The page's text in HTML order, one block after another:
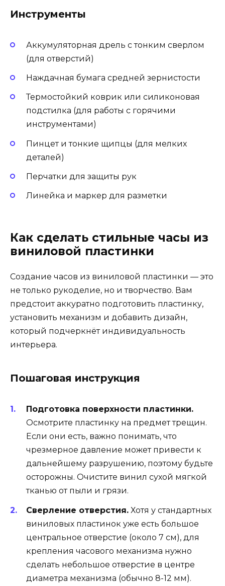
Инструменты
Аккумуляторная дрель с тонким сверлом
(для отверстий)
Наждачная бумага средней зернистости
Термостойкий коврик или силиконовая
подстилка (для работы с горячими
инструментами)
Пинцет и тонкие щипцы (для мелких
деталей)
Перчатки для защиты рук
Линейка и маркер для разметки
Как сделать стильные часы из
виниловой пластинки
Создание часов из виниловой пластинки — это
не только рукоделие, но и творчество. Вам
предстоит аккуратно подготовить пластинку,
установить механизм и добавить дизайн,
который подчеркнёт индивидуальность
интерьера.
Пошаговая инструкция
Подготовка поверхности пластинки.
Осмотрите пластинку на предмет трещин.
Если они есть, важно понимать, что
чрезмерное давление может привести к
дальнейшему разрушению, поэтому будьте
осторожны. Очистите винил сухой мягкой
тканью от пыли и грязи.
Сверление отверстия. Хотя у стандартных
виниловых пластинок уже есть большое
центральное отверстие (около 7 см), для
крепления часового механизма нужно
сделать небольшое отверстие в центре
диаметра механизма (обычно 8-12 мм).